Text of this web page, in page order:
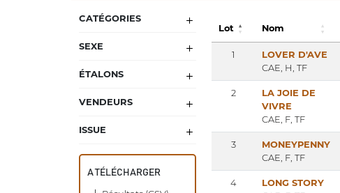
Lot Nom
1
LOVER D'AVE
CAE, H, TF
2
LA JOIE DE
VIVRE
CAE, F, TF
3
MONEYPENNY
CAE, F, TF
4
LONG STORY
CATÉGORIES
SEXE
ÉTALONS
VENDEURS
ISSUE
A TÉLÉCHARGER